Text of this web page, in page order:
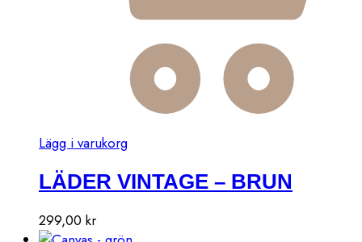
Lägg i varukorg
LÄDER VINTAGE – BRUN
299,00 kr